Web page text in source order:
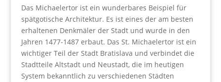
Das Michaelertor ist ein wunderbares Beispiel für
spätgotische Architektur. Es ist eines der am besten
erhaltenen Denkmäler der Stadt und wurde in den
Jahren 1477-1487 erbaut. Das St. Michaelertor ist ein
wichtiger Teil der Stadt Bratislava und verbindet die
Stadtteile Altstadt und Neustadt, die im heutigen
System bekanntlich zu verschiedenen Städten